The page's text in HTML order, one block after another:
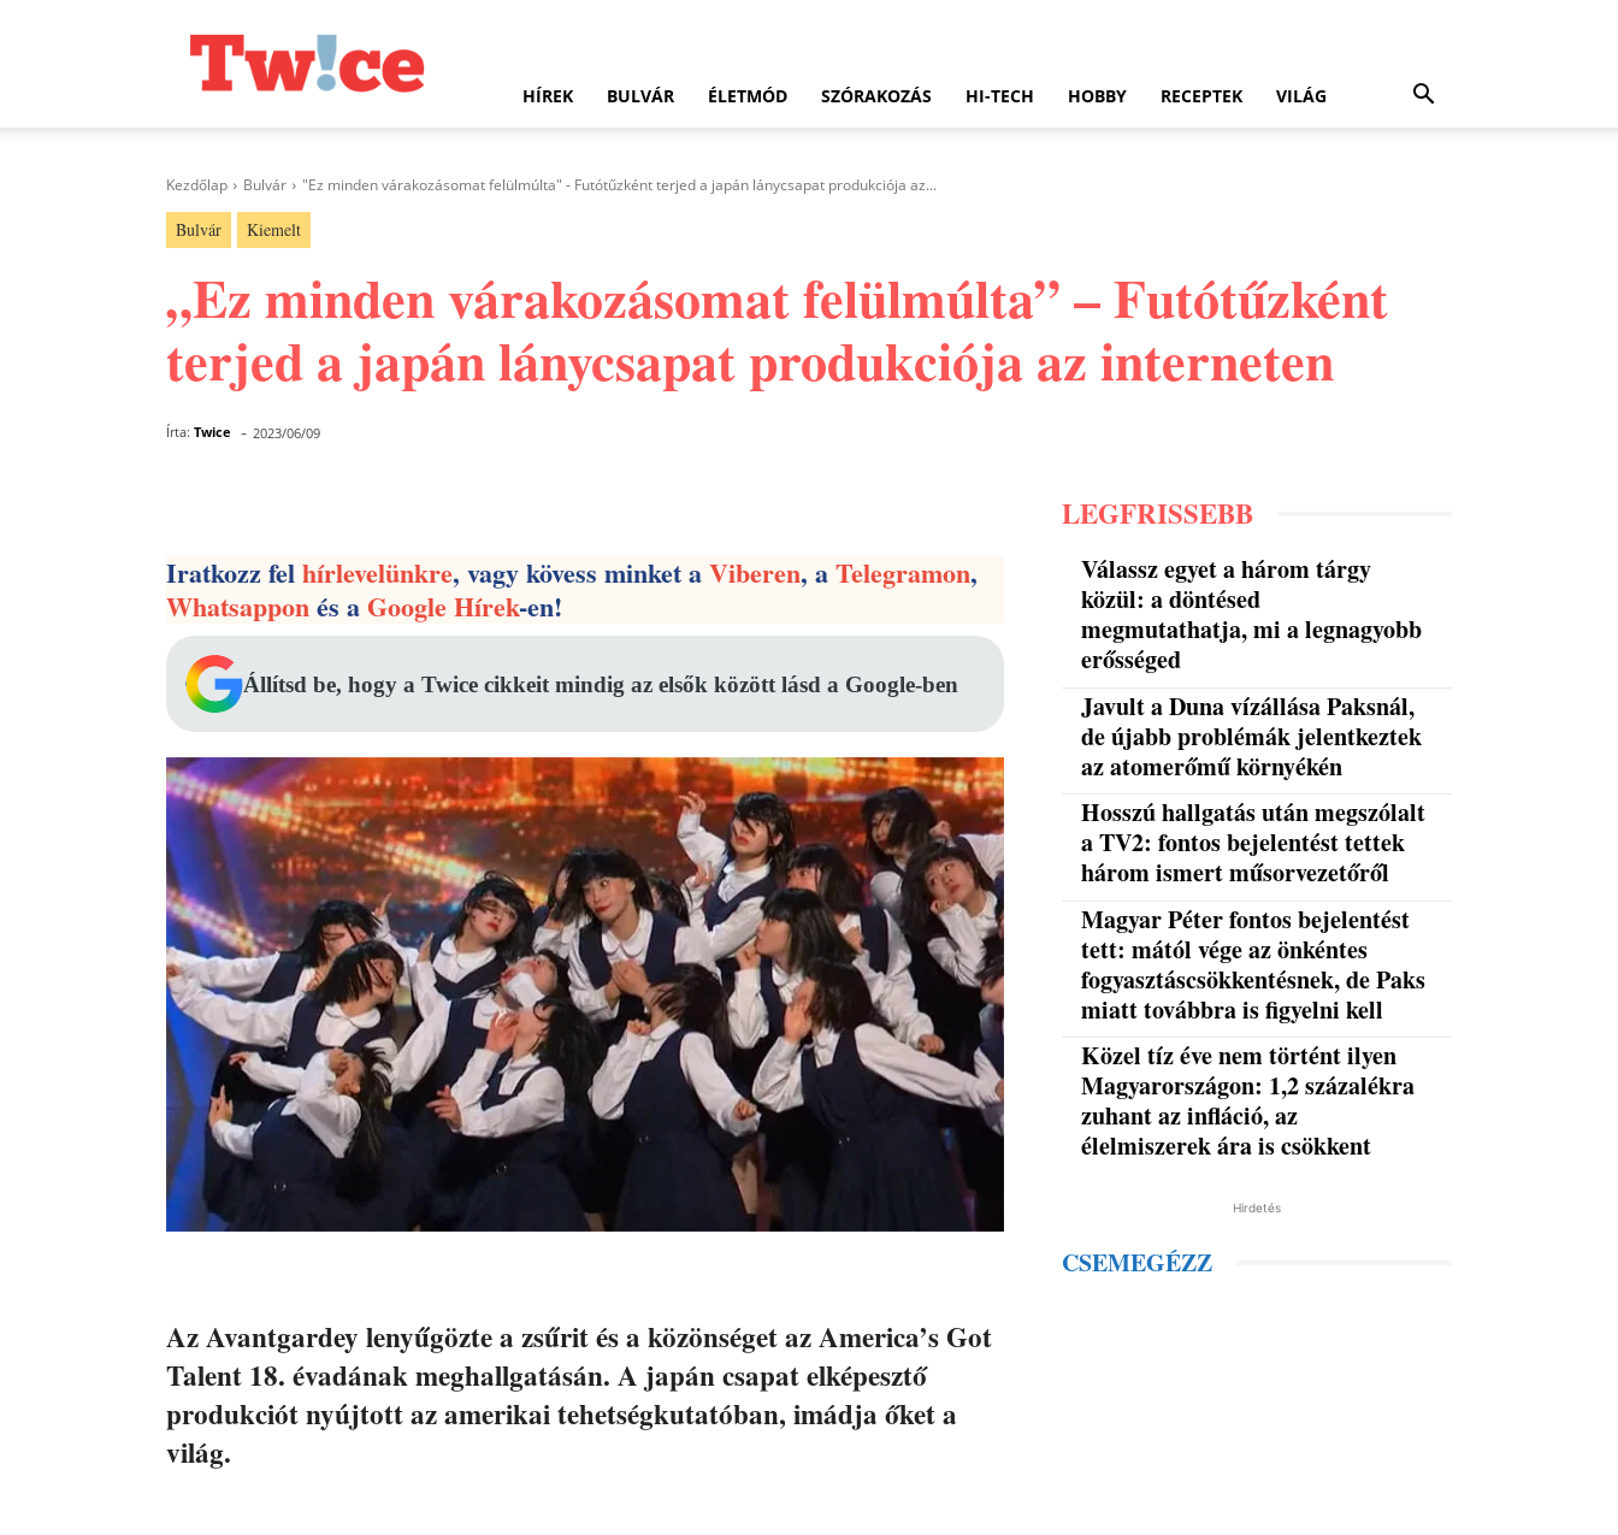
HÍREK BULVÁR ÉLETMÓD SZÓRAKOZÁS HI-TECH HOBBY RECEPTEK VILÁG
Kezdőlap Bulvár "Ez minden várakozásomat felülmúlta" - Futótűzként terjed a japán lánycsapat produkciója az...
Bulvár Kiemelt
„Ez minden várakozásomat felülmúlta” – Futótűzként
terjed a japán lánycsapat produkciója az interneten
Írta: Twice - 2023/06/09
Iratkozz felhírlevelünkre, vagy kövess minket aViberen, aTelegramon,
Whatsapponés aGoogle Hírek-en!
Állítsd be, hogy a Twice cikkeit mindig az elsők között lásd a Google-ben
Az Avantgardey lenyűgözte a zsűrit és a közönséget az America’s Got
Talent 18. évadának meghallgatásán. A japán csapat elképesztő
produkciót nyújtott az amerikai tehetségkutatóban, imádja őket a
világ.
LEGFRISSEBB
Válassz egyet a három tárgy
közül: a döntésed
megmutathatja, mi a legnagyobb
erősséged
Javult a Duna vízállása Paksnál,
de újabb problémák jelentkeztek
az atomerőmű környékén
Hosszú hallgatás után megszólalt
a TV2: fontos bejelentést tettek
három ismert műsorvezetőről
Magyar Péter fontos bejelentést
tett: mától vége az önkéntes
fogyasztáscsökkentésnek, de Paks
miatt továbbra is figyelni kell
Közel tíz éve nem történt ilyen
Magyarországon: 1,2 százalékra
zuhant az infláció, az
élelmiszerek ára is csökkent
Hirdetés
CSEMEGÉZZ